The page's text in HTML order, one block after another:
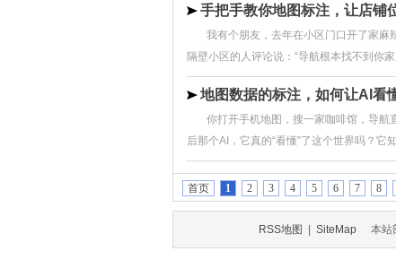
手把手教你地图标注，让店铺
我有个朋友，去年在小区门口开了家麻
隔壁小区的人评论说：“导航根本找不到你
地图数据的标注，如何让AI看
你打开手机地图，搜一家咖啡馆，导航
后那个AI，它真的“看懂”了这个世界吗？它
首页 1 2 3 4 5 6 7 8
RSS地图 SiteMap 本站